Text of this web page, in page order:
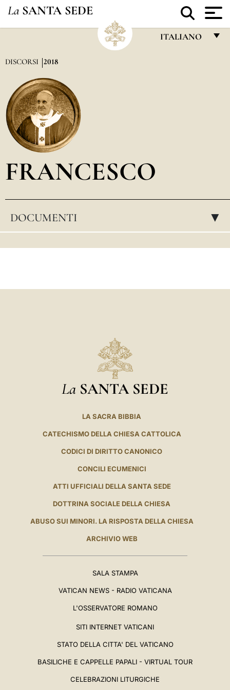
La SANTA SEDE
ITALIANO
العربيّة
DISCORSI 2018
FRANCESCO
DOCUMENTI ▸
La SANTA SEDE
LA SACRA BIBBIA
CATECHISMO DELLA CHIESA CATTOLICA
CODICI DI DIRITTO CANONICO
CONCILI ECUMENICI
ATTI UFFICIALI DELLA SANTA SEDE
DOTTRINA SOCIALE DELLA CHIESA
ABUSO SUI MINORI. LA RISPOSTA DELLA CHIESA
ARCHIVIO WEB
SALA STAMPA
VATICAN NEWS - RADIO VATICANA
L'OSSERVATORE ROMANO
SITI INTERNET VATICANI
STATO DELLA CITTA' DEL VATICANO
BASILICHE E CAPPELLE PAPALI - VIRTUAL TOUR
CELEBRAZIONI LITURGICHE